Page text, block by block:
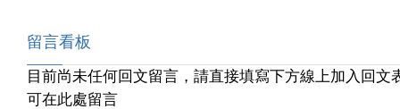
留言看板
目前尚未任何回文留言，請直接填寫下方線上加入回文
可在此處留言